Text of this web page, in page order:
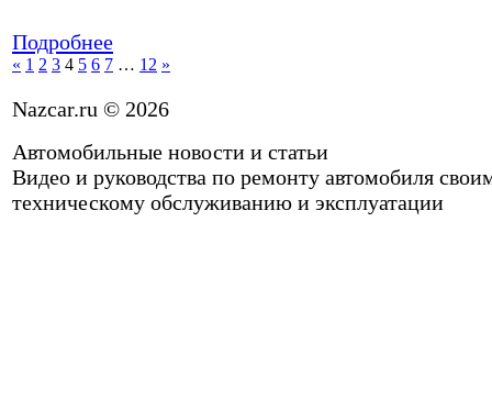
Подробнее
« 1 2 3 4 5 6 7 … 12 »
Nazcar.ru © 2026
Автомобильные новости и статьи
Видео и руководства по ремонту автомобиля
техническому обслуживанию и эксплуатации